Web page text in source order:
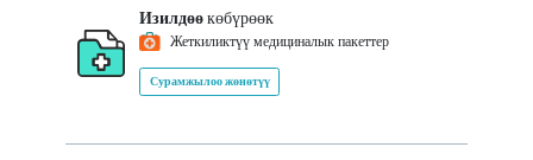
Изилдөөкөбүрөөк
Жеткиликтүү медициналык пакеттер
Сурамжылоо жөнөтүү